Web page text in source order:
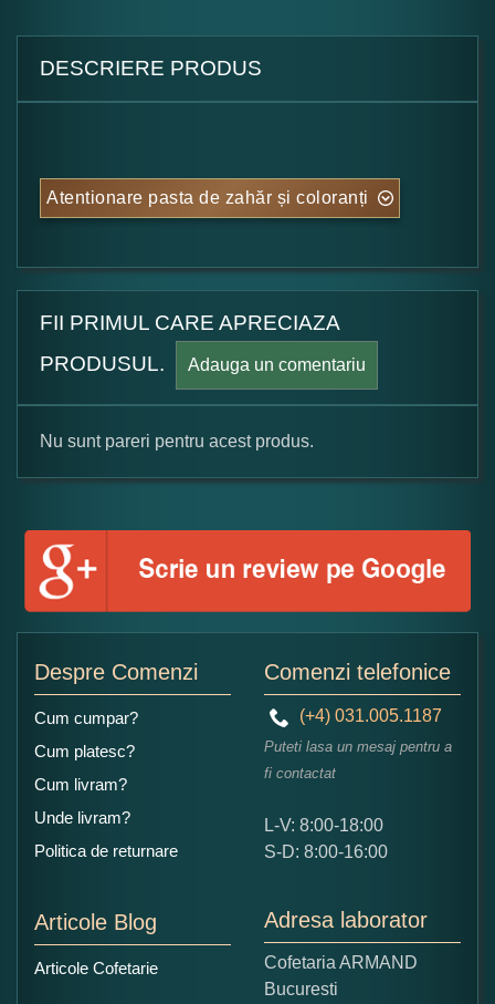
DESCRIERE PRODUS
Atentionare pasta de zahăr și coloranți
FII PRIMUL CARE APRECIAZA
PRODUSUL.
Adauga un comentariu
Formular pareri client
Numele dumneavoastra:
Ce nota acordati acestui produs?
5
Copiati alaturi numarul din imagine:
Nu sunt pareri pentru acest produs.
Despre Comenzi
Cum cumpar?
Cum platesc?
Cum livram?
Unde livram?
Politica de returnare
Articole Blog
Articole Cofetarie
Comenzi telefonice
(+4) 031.005.1187
Puteti lasa un mesaj pentru a
fi contactat
L-V: 8:00-18:00
S-D: 8:00-16:00
Adresa laborator
Cofetaria ARMAND
Bucuresti